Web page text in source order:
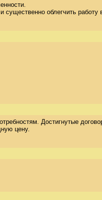
существенно облегчить
Достигнутые
цену.